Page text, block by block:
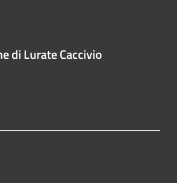
di Lurate Caccivio